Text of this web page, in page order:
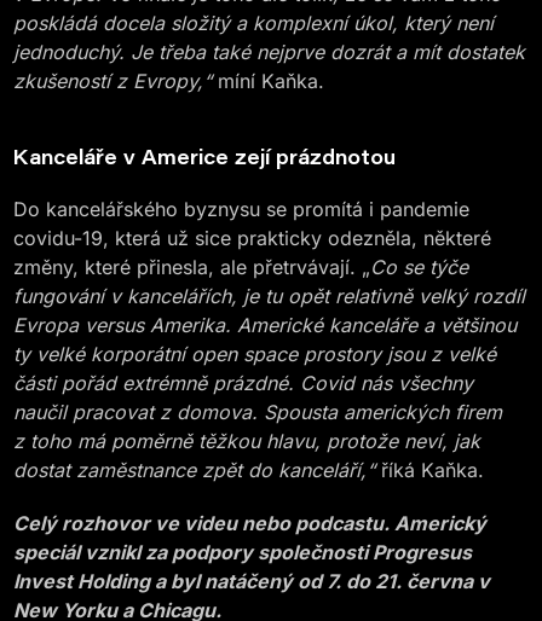
poskládá docela složitý a komplexní úkol, který není
jednoduchý. Je třeba také nejprve dozrát a mít dostatek
zkušeností z Evropy,“míní Kaňka.
Kanceláře v Americe zejí prázdnotou
Do kancelářského byznysu se promítá i pandemie
covidu-19, která už sice prakticky odezněla, některé
změny, které přinesla, ale přetrvávají. „Co se týče
fungování v kancelářích, je tu opět relativně velký rozdíl
Evropa versus Amerika. Americké kanceláře a většinou
ty velké korporátní open space prostory jsou z velké
části pořád extrémně prázdné. Covid nás všechny
naučil pracovat z domova. Spousta amerických firem
z toho má poměrně těžkou hlavu, protože neví, jak
dostat zaměstnance zpět do kanceláří,“říká Kaňka.
Celý rozhovor ve videu nebo podcastu. Americký
speciál vznikl za podpory společnosti Progresus
Invest Holding a byl natáčený od 7. do 21. června v
New Yorku a Chicagu.